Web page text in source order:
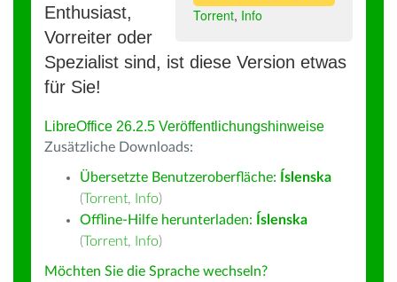
Torrent, Info
Enthusiast,
Vorreiter oder
Spezialist sind, ist diese Version etwas
für Sie!
LibreOffice 26.2.5 Veröffentlichungshinweise
Zusätzliche Downloads:
Übersetzte Benutzeroberfläche:
Íslenska
(Torrent, Info)
Offline-Hilfe herunterladen:
Íslenska
(Torrent, Info)
Möchten Sie die Sprache wechseln?